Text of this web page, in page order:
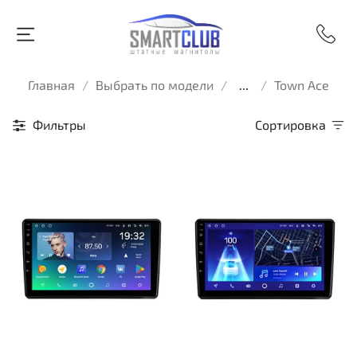
Главная Выбрать по модели ... Town Ace
Фильтры Сортировка